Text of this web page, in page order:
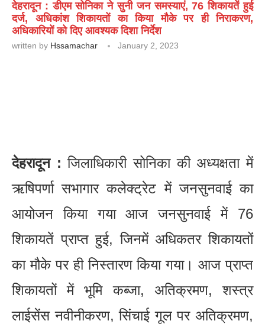
देहरादून : डीएम सोनिका ने सुनी जन समस्याएं, 76 शिकायतें हुई
दर्ज, अधिकांश शिकायतों का किया मौके पर ही निराकरण,
अधिकारियों को दिए आवश्यक दिशा निर्देश
written by Hssamachar January 2, 2023
देहरादून : जिलाधिकारी सोनिका की अध्यक्षता में
ऋषिपर्णा सभागार कलेक्ट्रेट में जनसुनवाई का
आयोजन किया गया आज जनसुनवाई में 76
शिकायतें प्राप्त हुई, जिनमें अधिकतर शिकायतों
का मौके पर ही निस्तारण किया गया। आज प्राप्त
शिकायतों में भूमि कब्जा, अतिक्रमण, शस्त्र
लाईसेंस नवीनीकरण, सिंचाई गूल पर अतिक्रमण,